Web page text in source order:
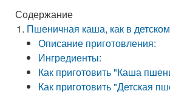
Содержание
Пшеничная каша, как в
Описание приготовления:
Ингредиенты:
Как приготовить "Каша
Как приготовить "Детская